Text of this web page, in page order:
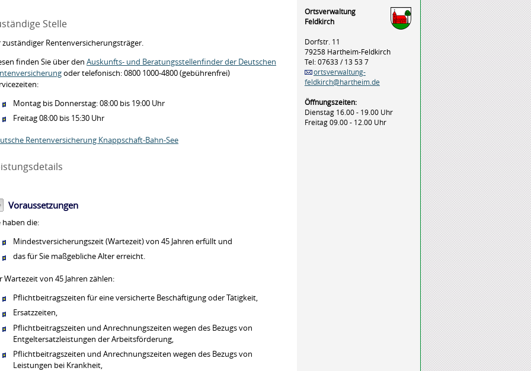
Stelle
zuständiger Rentenversicherungsträger.
finden Sie über denAuskunfts- und Beratungsstellenfinder der Deutschen
oder telefonisch: 0800 1000-4800 (gebührenfrei)
Montag bis Donnerstag: 08:00 bis 19:00 Uhr
Freitag 08:00 bis 15:30 Uhr
Rentenversicherung Knappschaft-Bahn-See
Voraussetzungen
haben die:
Mindestversicherungszeit (Wartezeit) von 45 Jahren erfüllt und
das für Sie maßgebliche Alter erreicht.
Wartezeit von 45 Jahren zählen:
Pflichtbeitragszeiten für eine versicherte Beschäftigung oder Tätigkeit,
Ersatzzeiten,
Pflichtbeitragszeiten und Anrechnungszeiten wegen des Bezugs von
Entgeltersatzleistungen der Arbeitsförderung,
Pflichtbeitragszeiten und Anrechnungszeiten wegen des Bezugs von
Leistungen bei Krankheit,
Ortsverwaltung
Feldkirch
Dorfstr. 11
79258 Hartheim-Feldkirch
Tel: 07633 / 13 53 7
ortsverwaltung-
feldkirch@hartheim.de
Öffnungszeiten:
Dienstag 16.00 - 19.00 Uhr
Freitag 09.00 - 12.00 Uhr